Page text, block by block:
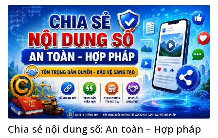
Chia sẻ nội dung số: An toàn – Hợp pháp